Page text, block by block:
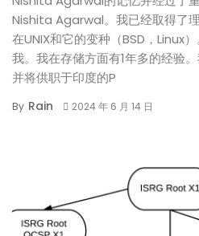
Nishita Agarwal。我已经取得了
在UNIX和它的变种（BSD，Linux
我。我在存储方面有1年多的经验
并将供职于印度的P
By Rain 2024 年 6 月 14 日